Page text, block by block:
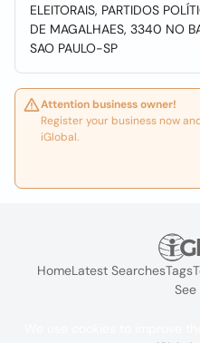
ELEITORAIS, PARTIDOS
DE MAGALHAES, 3340 NO
SAO PAULO-SP
Attention business owner!
Register your business now
iGlobal.
HomeLatest SearchesTags
See